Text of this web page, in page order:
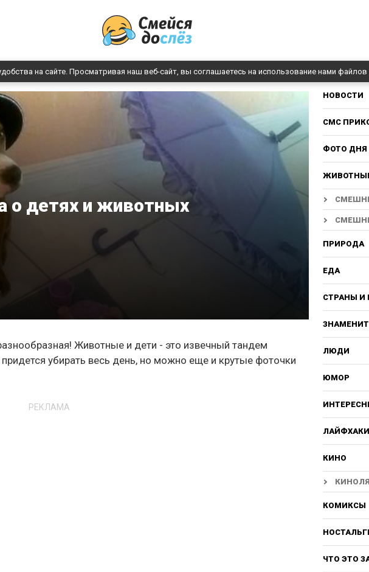
на сайте. Просматривая наш веб-сайт, вы соглашаетесь на использование нами
о детях и животных
Животные и дети - это извечный тандем
убирать весь день, но можно еще и крутые фоточки
РЕКЛАМА
НОВОСТИ
СМС
ФОТО ДНЯ
ПРИРОДА
ЕДА
СТРАНЫ И
ЛЮДИ
ЮМОР
ЛАЙФХАКИ
КИНО
КОМИКСЫ
ЧТО ЭТО